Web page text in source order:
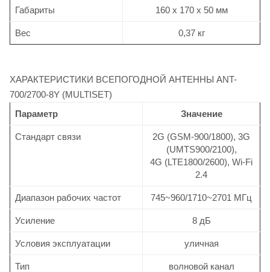
Габариты 160 х 170 х 50 мм
Вес 0,37 кг
ХАРАКТЕРИСТИКИ ВСЕПОГОДНОЙ АНТЕННЫ ANT-
700/2700-8Y (MULTISET)
Параметр
Значение
Стандарт связи
2G (GSM-900/1800), 3G
(UMTS900/2100),
4G (LTE1800/2600), Wi-Fi
2.4
Диапазон рабочих частот 745~960/1710~2701 МГц
Усиление 8 дБ
Условия эксплуатации уличная
Тип волновой канал